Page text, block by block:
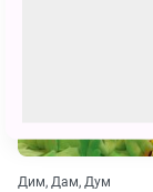
Дим, Дам, Дум